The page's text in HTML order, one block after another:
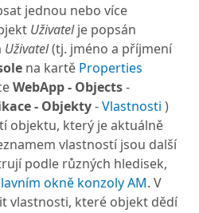
jednou nebo více
Uživatelje popsán
Uživatel(tj. jméno a příjmení
na kartě Properties
WebApp - Objects-
- Objekty-Vlastnosti )
objektu, který je aktuálně
vlastností jsou další
podle různých hledisek,
okně konzoly AM. V
vlastnosti, které objekt dědí